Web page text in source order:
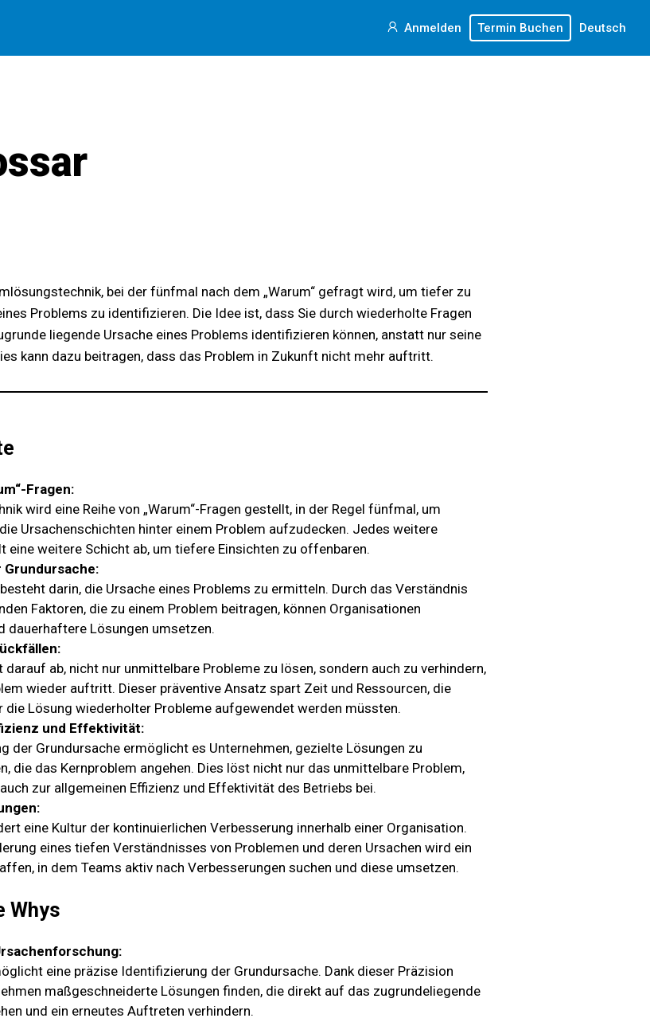
Anmelden Termin Buchen Deutsch
bei der fünfmal nach dem „Warum“ gefragt wird, um tiefer zu
Problems zu identifizieren. Die Idee ist, dass Sie durch wiederholte Fragen
liegende Ursache eines Problems identifizieren können, anstatt nur seine
kann dazu beitragen, dass das Problem in Zukunft nicht mehr auftritt.
Fragen:
wird eine Reihe von „Warum“-Fragen gestellt, in der Regel fünfmal, um
Ursachenschichten hinter einem Problem aufzudecken. Jedes weitere
eine weitere Schicht ab, um tiefere Einsichten zu offenbaren.
darin, die Ursache eines Problems zu ermitteln. Durch das Verständnis
Faktoren, die zu einem Problem beitragen, können Organisationen
dauerhaftere Lösungen umsetzen.
darauf ab, nicht nur unmittelbare Probleme zu lösen, sondern auch zu verhindern,
wieder auftritt. Dieser präventive Ansatz spart Zeit und Ressourcen, die
die Lösung wiederholter Probleme aufgewendet werden müssten.
und Effektivität:
der Grundursache ermöglicht es Unternehmen, gezielte Lösungen zu
die das Kernproblem angehen. Dies löst nicht nur das unmittelbare Problem,
zur allgemeinen Effizienz und Effektivität des Betriebs bei.
eine Kultur der kontinuierlichen Verbesserung innerhalb einer Organisation.
eines tiefen Verständnisses von Problemen und deren Ursachen wird ein
in dem Teams aktiv nach Verbesserungen suchen und diese umsetzen.
Whys
eine präzise Identifizierung der Grundursache. Dank dieser Präzision
maßgeschneiderte Lösungen finden, die direkt auf das zugrundeliegende
und ein erneutes Auftreten verhindern.